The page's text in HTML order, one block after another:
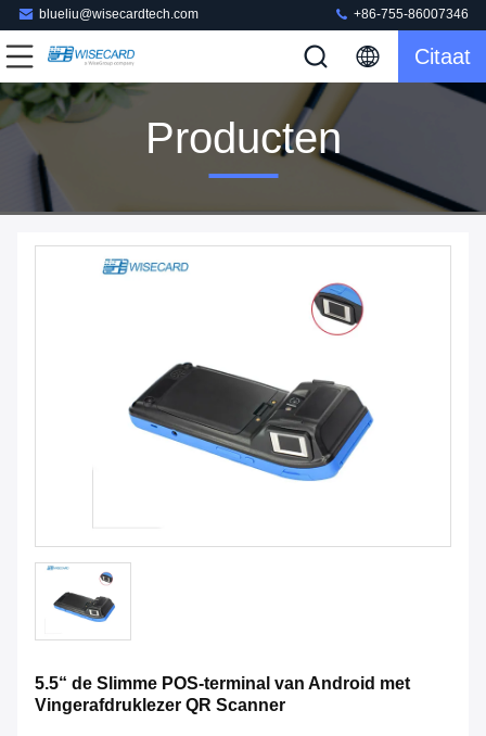
blueliu@wisecardtech.com +86-755-86007346
Citaat
Producten
5.5“ de Slimme POS-terminal van Android met
Vingerafdruklezer QR Scanner